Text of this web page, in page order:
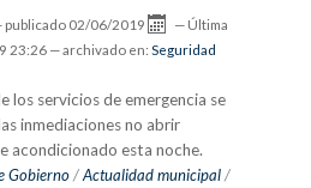
publicado 02/06/2019 — Última
23:26 — archivado en: Seguridad
los servicios de emergencia se
inmediaciones no abrir
acondicionado esta noche.
Gobierno /Actualidad municipal /